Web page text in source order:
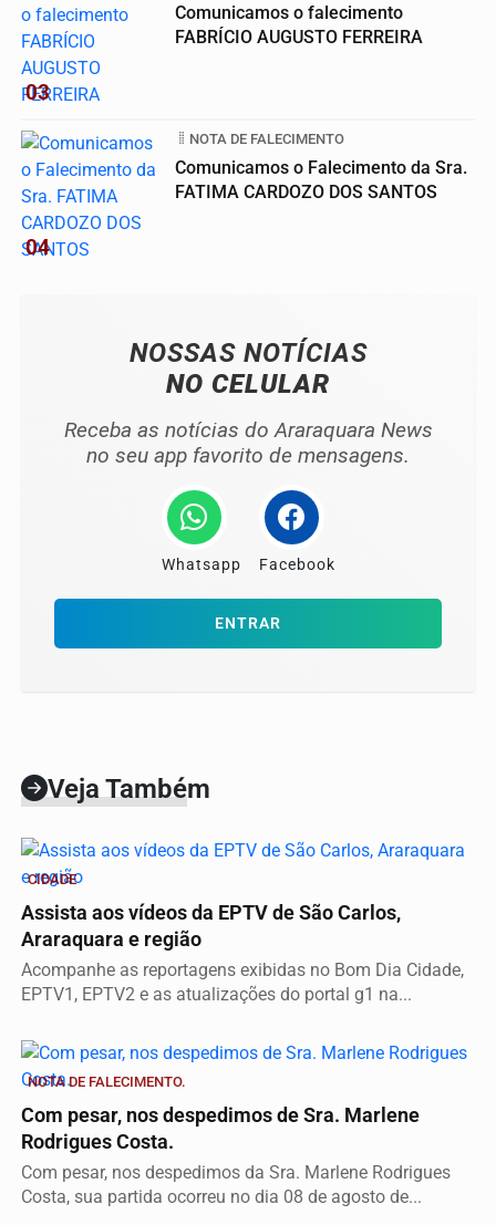
03
Comunicamos o falecimento
FABRÍCIO AUGUSTO FERREIRA
04
NOTA DE FALECIMENTO
Comunicamos o Falecimento da Sra.
FATIMA CARDOZO DOS SANTOS
NOSSAS NOTÍCIAS
NO CELULAR
Receba as notícias do Araraquara News
no seu app favorito de mensagens.
Whatsapp Facebook
ENTRAR
Veja Também
CIDADE
Assista aos vídeos da EPTV de São Carlos,
Araraquara e região
Acompanhe as reportagens exibidas no Bom Dia Cidade,
EPTV1, EPTV2 e as atualizações do portal g1 na...
NOTA DE FALECIMENTO.
Com pesar, nos despedimos de Sra. Marlene
Rodrigues Costa.
Com pesar, nos despedimos da Sra. Marlene Rodrigues
Costa, sua partida ocorreu no dia 08 de agosto de...